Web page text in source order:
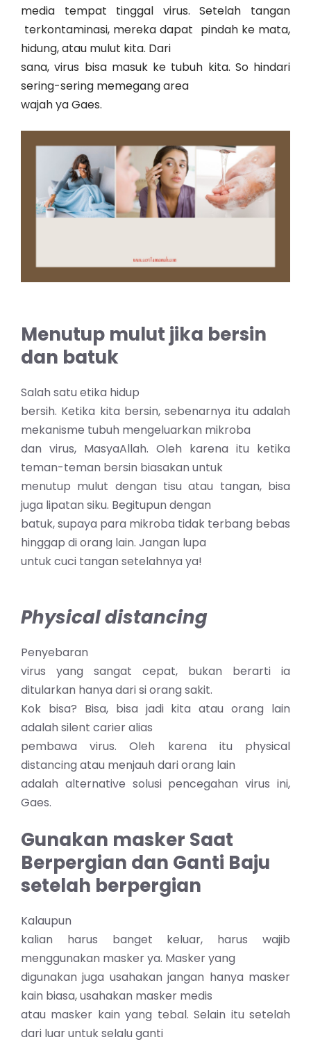
media tempat tinggal virus. Setelah tangan
terkontaminasi, mereka dapat pindah ke mata,
hidung, atau mulut kita. Dari
sana, virus bisa masuk ke tubuh kita. So hindari
sering-sering memegang area
wajah ya Gaes.
Menutup mulut jika bersin
dan batuk
Salah satu etika hidup
bersih. Ketika kita bersin, sebenarnya itu adalah
mekanisme tubuh mengeluarkan mikroba
dan virus, MasyaAllah. Oleh karena itu ketika
teman-teman bersin biasakan untuk
menutup mulut dengan tisu atau tangan, bisa
juga lipatan siku. Begitupun dengan
batuk, supaya para mikroba tidak terbang bebas
hinggap di orang lain. Jangan lupa
untuk cuci tangan setelahnya ya!
Physical distancing
Penyebaran
virus yang sangat cepat, bukan berarti ia
ditularkan hanya dari si orang sakit.
Kok bisa? Bisa, bisa jadi kita atau orang lain
adalah silent carier alias
pembawa virus. Oleh karena itu physical
distancing atau menjauh dari orang lain
adalah alternative solusi pencegahan virus ini,
Gaes.
Gunakan masker Saat
Berpergian dan Ganti Baju
setelah berpergian
Kalaupun
kalian harus banget keluar, harus wajib
menggunakan masker ya. Masker yang
digunakan juga usahakan jangan hanya masker
kain biasa, usahakan masker medis
atau masker kain yang tebal. Selain itu setelah
dari luar untuk selalu ganti